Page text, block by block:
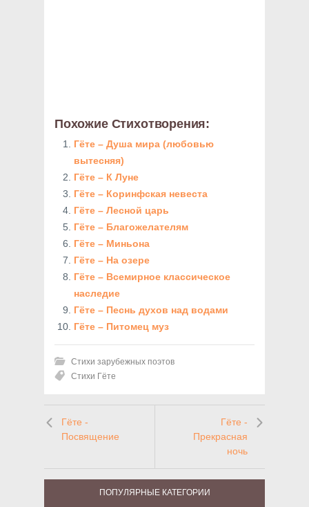
Похожие Стихотворения:
Гёте – Душа мира (любовью
вытесняя)
Гёте – К Луне
Гёте – Коринфская невеста
Гёте – Лесной царь
Гёте – Благожелателям
Гёте – Миньона
Гёте – На озере
Гёте – Всемирное классическое
наследие
Гёте – Песнь духов над водами
Гёте – Питомец муз
Стихи зарубежных поэтов
Стихи Гёте
Гёте -
Посвящение
Гёте -
Прекрасная
ночь
ПОПУЛЯРНЫЕ КАТЕГОРИИ